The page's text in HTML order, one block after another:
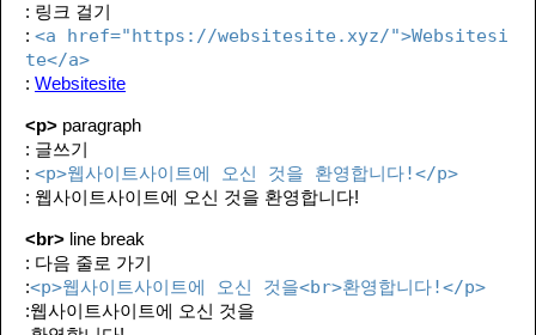
: 링크 걸기
: <a href="https://websitesite.xyz/">Websitesi
te</a>
: Websitesite
<p> paragraph
: 글쓰기
: <p>웹사이트사이트에 오신 것을 환영합니다!</p>
: 웹사이트사이트에 오신 것을 환영합니다!
<br> line break
: 다음 줄로 가기
:<p>웹사이트사이트에 오신 것을<br>환영합니다!</p>
:웹사이트사이트에 오신 것을